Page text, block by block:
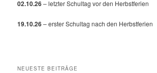
12. Schulkulturfestival
Stolz präsentiert von WordPress